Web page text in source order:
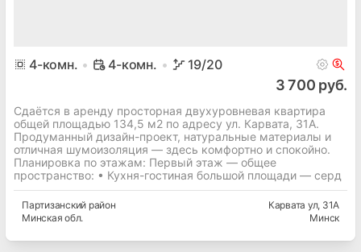
4-комн. 4-комн. 19/20
3 700 руб.
Сдаётся в аренду просторная двухуровневая квартира
общей площадью 134,5 м2 по адресу ул. Карвата, 31А.
Продуманный дизайн-проект, натуральные материалы и
отличная шумоизоляция — здесь комфортно и спокойно.
Планировка по этажам: Первый этаж — общее
пространство: • Кухня-гостиная большой площади — серд
Партизанский район
Минская обл.
Карвата ул, 31А
Минск